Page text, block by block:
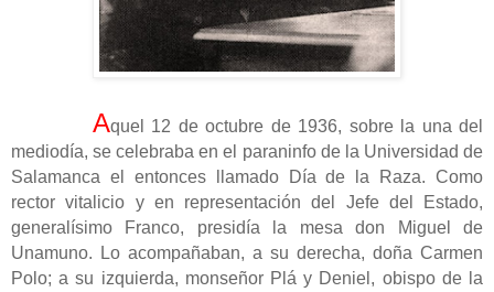
Aquel 12 de octubre de 1936, sobre la una del
mediodía, se celebraba en el paraninfo de la Universidad de
Salamanca el entonces llamado Día de la Raza. Como
rector vitalicio y en representación del Jefe del Estado,
generalísimo Franco, presidía la mesa don Miguel de
Unamuno. Lo acompañaban, a su derecha, doña Carmen
Polo; a su izquierda, monseñor Plá y Deniel, obispo de la